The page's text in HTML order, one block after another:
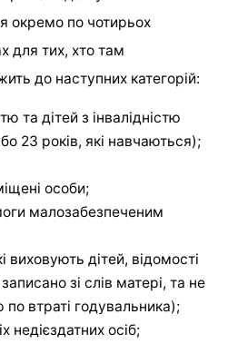
окремо по чотирьох
для тих, хто там
до наступних категорій:
та дітей з інвалідністю
23 років, які навчаються);
особи;
малозабезпеченим
виховують дітей, відомості
зі слів матері, та не
втраті годувальника);
недієздатних осіб;